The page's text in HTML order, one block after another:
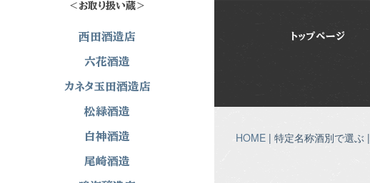
トップページ
HOME | 特定名称酒別で選ぶ |
＜お取り扱い蔵＞
西田酒造店
六花酒造
カネタ玉田酒造店
松緑酒造
白神酒造
尾崎酒造